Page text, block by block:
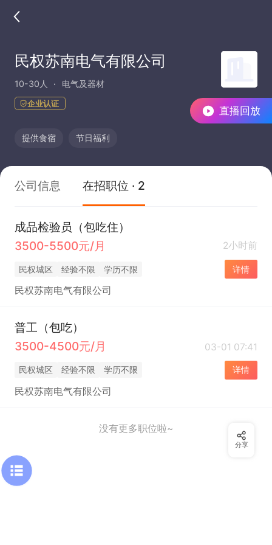
直播回放
民权苏南电气有限公司
10-30人 电气及器材
企业认证
提供食宿 节日福利
公司信息 在招职位 · 2
成品检验员（包吃住）
3500-5500元/月
2小时前
民权城区 经验不限 学历不限 详情
民权苏南电气有限公司
普工（包吃）
3500-4500元/月
03-01 07:41
民权城区 经验不限 学历不限 详情
民权苏南电气有限公司
没有更多职位啦~
分享